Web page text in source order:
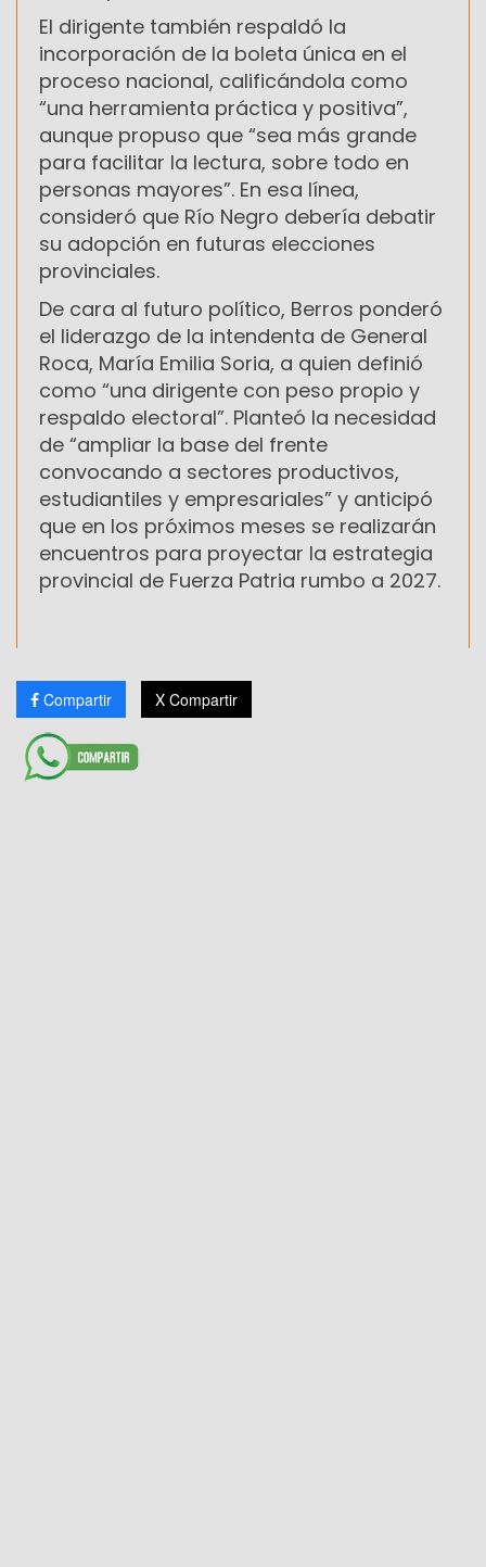
El dirigente también respaldó la
incorporación de la boleta única en el
proceso nacional, calificándola como
“una herramienta práctica y positiva”,
aunque propuso que “sea más grande
para facilitar la lectura, sobre todo en
personas mayores”. En esa línea,
consideró que Río Negro debería debatir
su adopción en futuras elecciones
provinciales.
De cara al futuro político, Berros ponderó
el liderazgo de la intendenta de General
Roca, María Emilia Soria, a quien definió
como “una dirigente con peso propio y
respaldo electoral”. Planteó la necesidad
de “ampliar la base del frente
convocando a sectores productivos,
estudiantiles y empresariales” y anticipó
que en los próximos meses se realizarán
encuentros para proyectar la estrategia
provincial de Fuerza Patria rumbo a 2027.
Compartir X Compartir